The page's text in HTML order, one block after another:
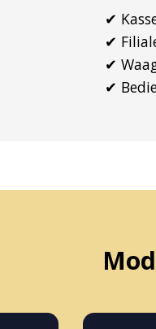
✔︎
✔︎
✔︎
✔︎